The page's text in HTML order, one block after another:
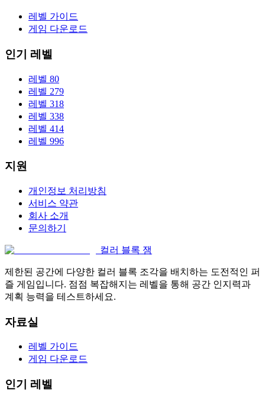
레벨 가이드
게임 다운로드
인기 레벨
레벨 80
레벨 279
레벨 318
레벨 338
레벨 414
레벨 996
지원
개인정보 처리방침
서비스 약관
회사 소개
문의하기
컬러 블록 잼
제한된 공간에 다양한 컬러 블록 조각을 배치하는 도전적인 퍼
즐 게임입니다. 점점 복잡해지는 레벨을 통해 공간 인지력과
계획 능력을 테스트하세요.
자료실
레벨 가이드
게임 다운로드
인기 레벨